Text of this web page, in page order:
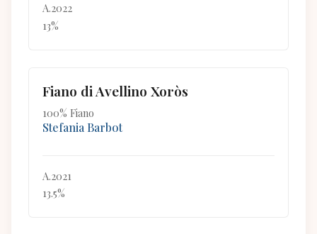
A.2022
13%
Fiano di Avellino Xoròs
100% Fiano
Stefania Barbot
A.2021
13.5%